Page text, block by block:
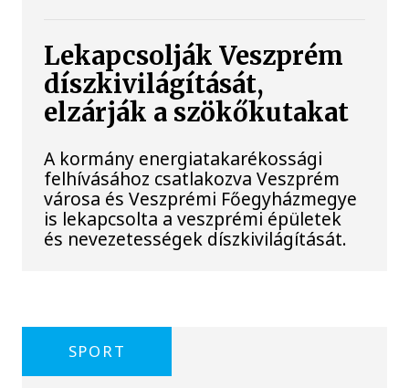
Lekapcsolják Veszprém
díszkivilágítását,
elzárják a szökőkutakat
A kormány energiatakarékossági
felhívásához csatlakozva Veszprém
városa és Veszprémi Főegyházmegye
is lekapcsolta a veszprémi épületek
és nevezetességek díszkivilágítását.
SPORT